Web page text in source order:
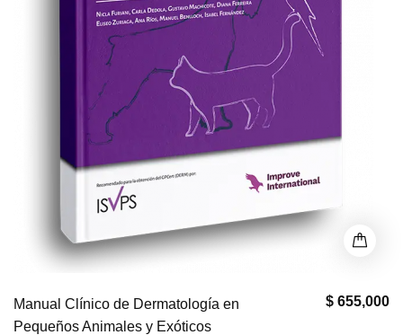
$ 655,000
Manual Clínico de Dermatología en
Pequeños Animales y Exóticos